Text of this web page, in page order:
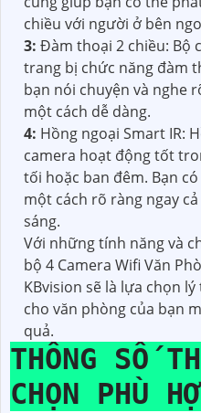
chiều với người ở bên
3: Đàm thoại 2 chiều: Bộ
trang bị chức năng đàm
bạn nói chuyện và nghe
một cách dễ dàng.
4: Hồng ngoại Smart IR:
camera hoạt động tốt
tối hoặc ban đêm. Bạn
một cách rõ ràng ngay
sáng.
Với những tính năng và
bộ 4 Camera Wifi Văn
KBvision sẽ là lựa chọn
cho văn phòng của bạn
quả.
THÔNG SỐ
CHỌN PHÙ